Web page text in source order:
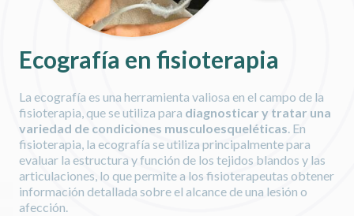
Ecografía en fisioterapia
La ecografía es una herramienta valiosa en el campo de la
fisioterapia, que se utiliza para diagnosticar y tratar una
variedad de condiciones musculoesqueléticas. En
fisioterapia, la ecografía se utiliza principalmente para
evaluar la estructura y función de los tejidos blandos y las
articulaciones, lo que permite a los fisioterapeutas obtener
información detallada sobre el alcance de una lesión o
afección.